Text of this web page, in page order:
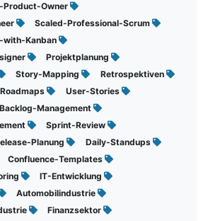
Product-Owner
Scaled-Professional-Scrum
with-Kanban
Projektplanung
Story-Mapping
Retrospektiven
Roadmaps
User-Stories
Backlog-Management
Sprint-Review
Planung
Daily-Standups
Confluence-Templates
IT-Entwicklung
Automobilindustrie
Finanzsektor